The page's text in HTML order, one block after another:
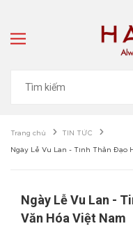
Trang chủ TIN TỨC
Ngày Lễ Vu Lan - Tinh Thần Đạo
Ngày Lễ Vu Lan -
Văn Hóa Việt Nam